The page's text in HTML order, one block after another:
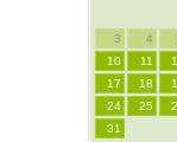
3
4
10
11
17
18
24
25
31